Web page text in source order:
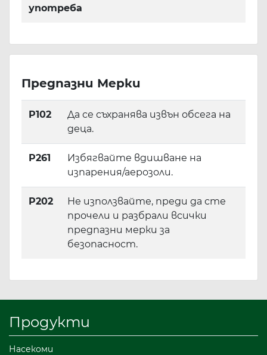
употреба
Предпазни Мерки
P102
Да се съхранява извън обсега на
деца.
P261
Избягвайте вдишване на
изпарения/аерозоли.
P202
Не използвайте, преди да сте
прочели и разбрали всички
предпазни мерки за
безопасност.
Продукти
Насекоми